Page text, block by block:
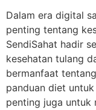
Dalam era digital
penting tentang
SendiSahat hadir
kesehatan tulang
bermanfaat
panduan diet
penting juga untuk